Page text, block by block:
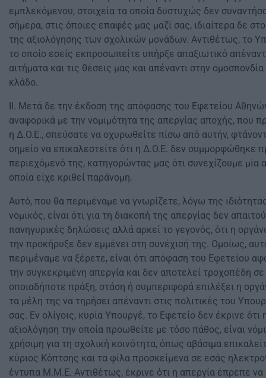
εμπλεκόμενου, στοιχεία τα οποία δυστυχώς δεν
σήμερα, στις όποιες επαφές μας μαζί σας, ιδιαίτερα δε
της αξιολόγησης των σχολικών μονάδων. Αντιθέτως, το
το οποίο εσείς εκπροσωπείτε υπήρξε απαξιωτικό
αιτήματα και τις θέσεις μας και απέναντι στην ομοσπονδία
κλάδο.
ΙΙ. Μετά δε την έκδοση της απόφασης του Εφετείου
αναφορικά με την νομιμότητα της απεργίας αποχής, που
η Δ.Ο.Ε., σπεύσατε να οχυρωθείτε πίσω από αυτήν,
σημείο να επικαλεστείτε ότι η Δ.Ο.Ε. δεν συμμορφώθηκε
περιεχόμενό της, κατηγορώντας μας ότι συνεχίζουμε μία
οποία είχε κριθεί παράνομη.
Αυτό, που θα περιμέναμε να γνωρίζετε, λόγω της
νομικός, είναι ότι για τη διακοπή της απεργίας δεν
πανηγυρικές δηλώσεις αλλά αρκεί το γεγονός, ότι η
την προκήρυξε δεν εμμένει στη συνέχισή της. Ομοίως,
περιμέναμε να ξέρετε, είναι ότι απόφαση του Εφετείου
την συγκεκριμένη απεργία και δεν αποτελεί τροχοπέδη σε
οποιαδήποτε πράξη, στάση ή συμπεριφορά επιλέξει η
τα μέλη της να τηρήσει απέναντι στις πολιτικές του
σας. Εν ολίγοις, κυρία Υπουργέ, το Εφετείο δεν έκρινε ότι
αξιολόγηση την οποία προωθείτε με τόσο πάθος, είναι
χρήσιμη για τη σχολική κοινότητα, όπως αβάσιμα
κύριος Κόπτσης και τα φίλα προσκείμενα σε εσάς
έντυπα Μ.Μ.Ε. Αντιθέτως, έκρινε ότι η απεργία έπρεπε να